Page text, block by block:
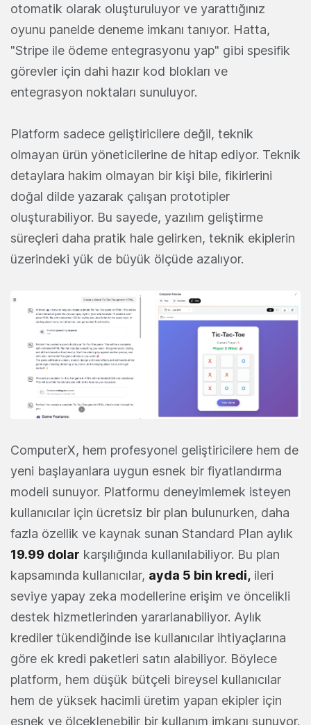
otomatik olarak oluşturuluyor ve yarattığınız
oyunu panelde deneme imkanı tanıyor. Hatta,
"Stripe ile ödeme entegrasyonu yap" gibi spesifik
görevler için dahi hazır kod blokları ve
entegrasyon noktaları sunuluyor.
Platform sadece geliştiricilere değil, teknik
olmayan ürün yöneticilerine de hitap ediyor. Teknik
detaylara hakim olmayan bir kişi bile, fikirlerini
doğal dilde yazarak çalışan prototipler
oluşturabiliyor. Bu sayede, yazılım geliştirme
süreçleri daha pratik hale gelirken, teknik ekiplerin
üzerindeki yük de büyük ölçüde azalıyor.
ComputerX, hem profesyonel geliştiricilere hem de
yeni başlayanlara uygun esnek bir fiyatlandırma
modeli sunuyor. Platformu deneyimlemek isteyen
kullanıcılar için ücretsiz bir plan bulunurken, daha
fazla özellik ve kaynak sunan Standard Plan aylık
19.99 dolar karşılığında kullanılabiliyor. Bu plan
kapsamında kullanıcılar, ayda 5 bin kredi, ileri
seviye yapay zeka modellerine erişim ve öncelikli
destek hizmetlerinden yararlanabiliyor. Aylık
krediler tükendiğinde ise kullanıcılar ihtiyaçlarına
göre ek kredi paketleri satın alabiliyor. Böylece
platform, hem düşük bütçeli bireysel kullanıcılar
hem de yüksek hacimli üretim yapan ekipler için
esnek ve ölçeklenebilir bir kullanım imkanı sunuyor.